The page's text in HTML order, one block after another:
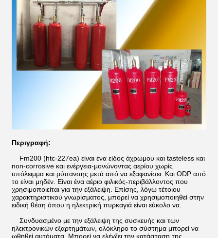
Περιγραφή:
Fm200 (htc-227ea) είναι ένα είδος άχρωμου και tasteless και
non-corrosive και ενέργεια-μονώνοντας αερίου χωρίς
υπόλειμμα και ρύπανσης μετά από να εξαφανίσει. Και ODP από
το είναι μηδέν. Είναι ένα αέριο φιλικός-περιβάλλοντος που
χρησιμοποιείται για την εξάλειψη. Επίσης, λόγω τέτοιου
χαρακτηριστικού γνωρίσματος, μπορεί να χρησιμοποιηθεί στην
ειδική θέση όπου η ηλεκτρική πυρκαγιά είναι εύκολο να.
Συνδυασμένο με την εξάλειψη της συσκευής και των
ηλεκτρονικών εξαρτημάτων, ολόκληρο το σύστημα μπορεί να
ωθηθεί αυτόματα. Μπορεί να ελέγξει την κατάσταση της